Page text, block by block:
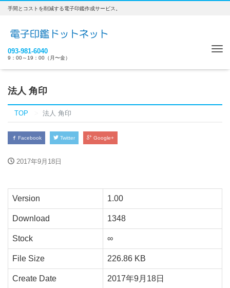
手間とコストを削減する電子印鑑作成サービス。
093-981-6040
9：00～19：00（月〜金）
法人 角印
TOP 法人 角印
Facebook Twitter Google+
2017年9月18日
Version 1.00
Download 1348
Stock ∞
File Size 226.86 KB
Create Date 2017年9月18日